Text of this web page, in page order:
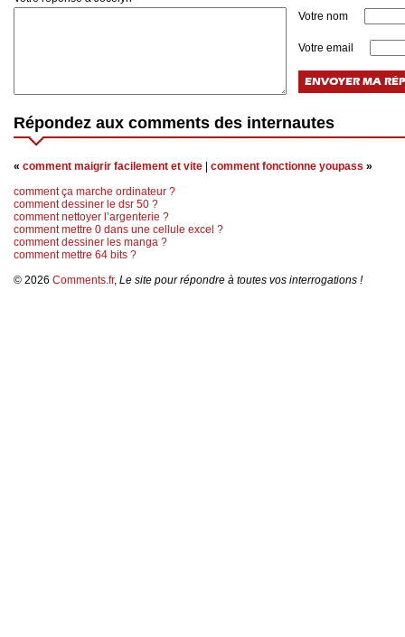
Votre nom
Votre email
Répondez aux comments des internautes
« comment maigrir facilement et vite comment fonctionne youpass »
comment ça marche ordinateur ?
comment dessiner le dsr 50 ?
comment nettoyer l’argenterie ?
comment mettre 0 dans une cellule excel ?
comment dessiner les manga ?
comment mettre 64 bits ?
© 2026 Comments.fr, Le site pour répondre à toutes vos interrogations !